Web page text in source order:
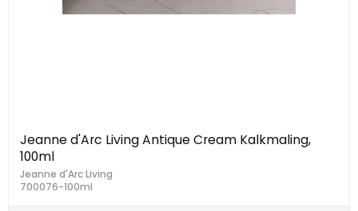
Jeanne d'Arc Living Antique Cream Kalkmaling,
100ml
Jeanne d'Arc Living
700076-100ml